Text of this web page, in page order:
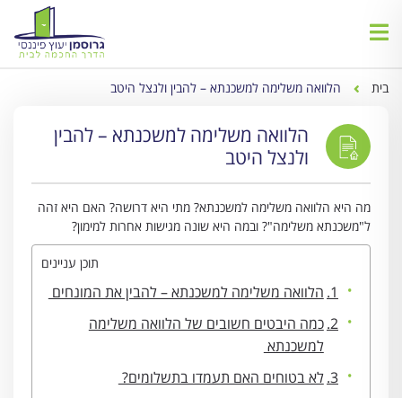
בית הלוואה משלימה למשכנתא – להבין ולנצל היטב
הלוואה משלימה למשכנתא – להבין
ולנצל היטב
מה היא הלוואה משלימה למשכנתא? מתי היא דרושה? האם היא זהה
ל"משכנתא משלימה"? ובמה היא שונה מגישות אחרות למימון?
תוכן עניינים
הלוואה משלימה למשכנתא – להבין את המונחים
כמה היבטים חשובים של הלוואה משלימה
למשכנתא
לא בטוחים האם תעמדו בתשלומים?